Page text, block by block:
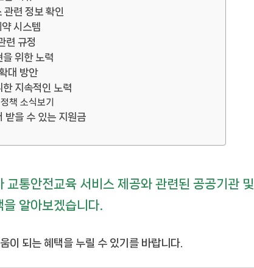
관련 정보 확인
시스템
련 규정
위한 노력
대 방안
지속적인 노력
책 소식보기
받을 수 있는 지원금
교통안전교육 서비스 제공와 관련된 공공기관 및
알아보겠습니다.
이 되는 혜택을 누릴 수 있기를 바랍니다.